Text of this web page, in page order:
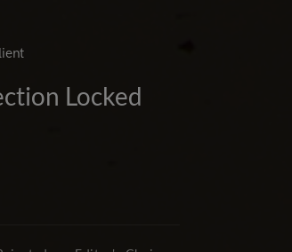
Locked